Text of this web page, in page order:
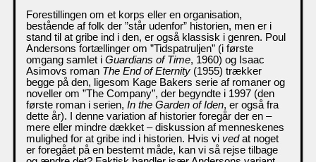
Forestillingen om et korps eller en organisation,
bestående af folk der ”står udenfor” historien, men er i
stand til at gribe ind i den, er også klassisk i genren. Poul
Andersons fortællinger om ”Tidspatruljen” (i første
omgang samlet i Guardians of Time, 1960) og Isaac
Asimovs roman The End of Eternity(1955) trækker
begge på den, ligesom Kage Bakers serie af romaner og
noveller om ”The Company”, der begyndte i 1997 (den
første roman i serien, In the Garden of Iden, er også fra
dette år). I denne variation af historier foregår der en –
mere eller mindre dækket – diskussion af menneskenes
mulighed for at gribe ind i historien. Hvis vi vedat noget
er foregået på en bestemt måde, kan vi så rejse tilbage